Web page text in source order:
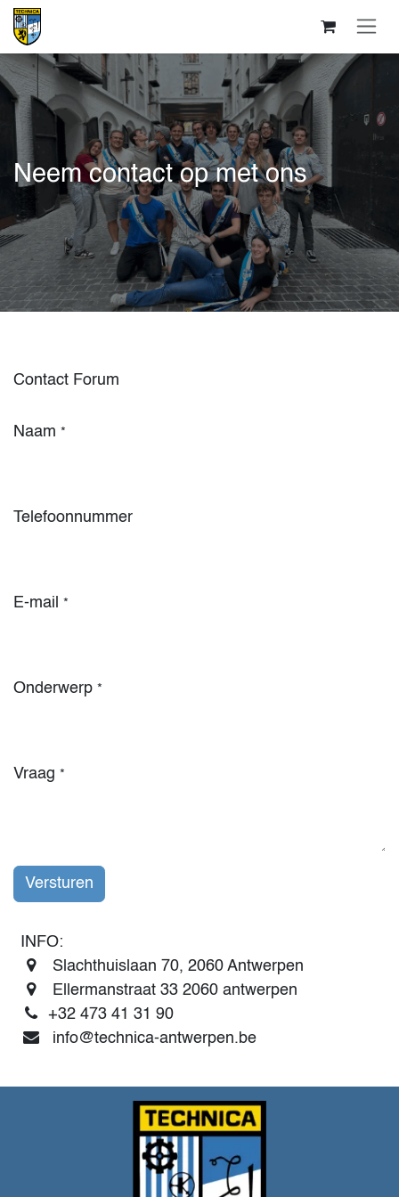
Overslaan naar inhoud
Neem contact op met ons
Contact Forum
Naam *
Telefoonnummer
E-mail *
Onderwerp *
Vraag *
Versturen
INFO:
Slachthuislaan 70, 2060 Antwerpen
Ellermanstraat 33 2060 antwerpen
+32 473 41 31 90
info@technica-antwerpen.be